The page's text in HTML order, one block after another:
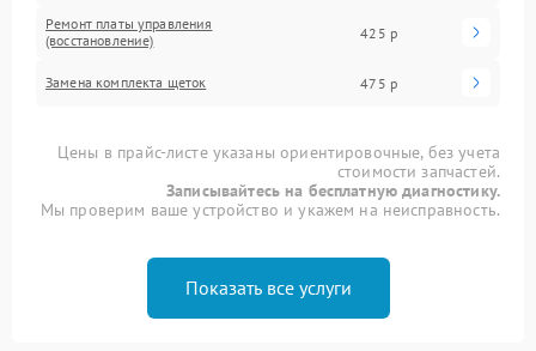
Ремонт платы управления
(восстановление)
425 р
Замена комплекта щеток 475 р
Цены в прайс-листе указаны ориентировочные, без учета
стоимости запчастей.
Записывайтесь на бесплатную диагностику.
Мы проверим ваше устройство и укажем на неисправность.
Показать все услуги